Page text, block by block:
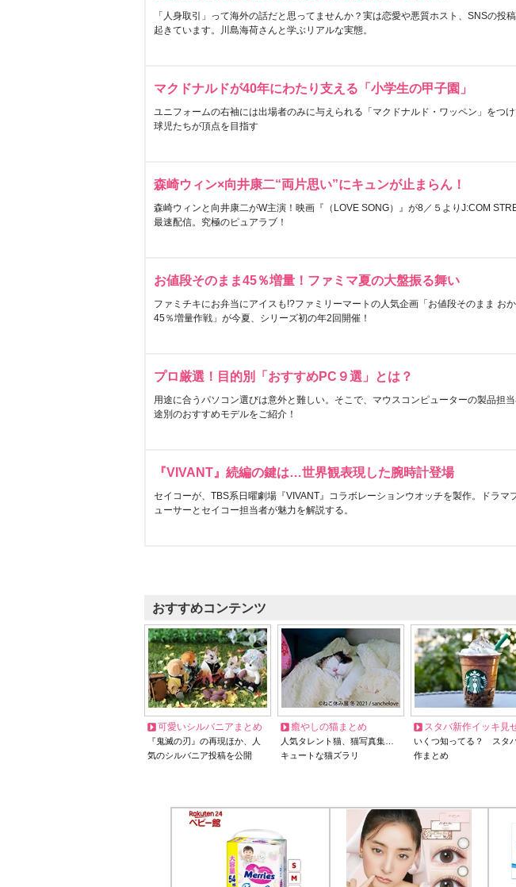
「人身取引」って海外の話だと思ってませんか？実は恋愛や悪質ホスト、SNSの投
起きています。川島海荷さんと学ぶリアルな実態。
マクドナルドが40年にわたり支える「小学生の甲子園」
ユニフォームの右袖には出場者のみに与えられる「マクドナルド・ワッペン」をつ
球児たちが頂点を目指す
森崎ウィン×向井康二“両片思い”にキュンが止まらん！
森崎ウィンと向井康二がW主演！映画『（LOVE SONG）』が8／５よりJ:COM
最速配信。究極のピュアラブ！
お値段そのまま45％増量！ファミマ夏の大盤振る舞い
ファミチキにお弁当にアイスも!?ファミリーマートの人気企画「お値段そのまま おか
45％増量作戦」が今夏、シリーズ初の年2回開催！
プロ厳選！目的別「おすすめPC９選」とは？
用途に合うパソコン選びは意外と難しい。そこで、マウスコンピューターの製品担当
途別のおすすめモデルをご紹介！
『VIVANT』続編の鍵は…世界観表現した腕時計登場
セイコーが、TBS系日曜劇場『VIVANT』コラボレーションウオッチを製作。ドラマ
ューサーとセイコー担当者が魅力を解説する。
おすすめコンテンツ
可愛いシルバニアまとめ
『鬼滅の刃』の再現ほか、人
気のシルバニア投稿を公開
癒やしの猫まとめ
人気タレント猫、猫写真集…
キュートな猫ズラリ
スタバ新作イッキ見
いくつ知ってる？ スタ
作まとめ